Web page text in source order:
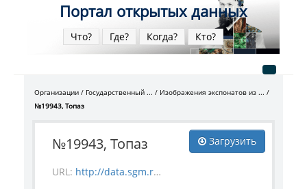
Портал открытых данных
Что? Где? Когда? Кто?
Организации Государственный ...
Изображения экспонатов из ...
№19943, Топаз
Загрузить
№19943, Топаз
URL: http://data.sgm.ru/dataset/17744eed-27fa-4a9a-bc72-4e657fa570af/resource/f21d13b1-e889-4b1c-b694-fc1e60ff7247/download/mineral_19943.jpg